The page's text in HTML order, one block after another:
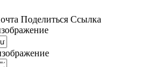
Поделиться Ссылка